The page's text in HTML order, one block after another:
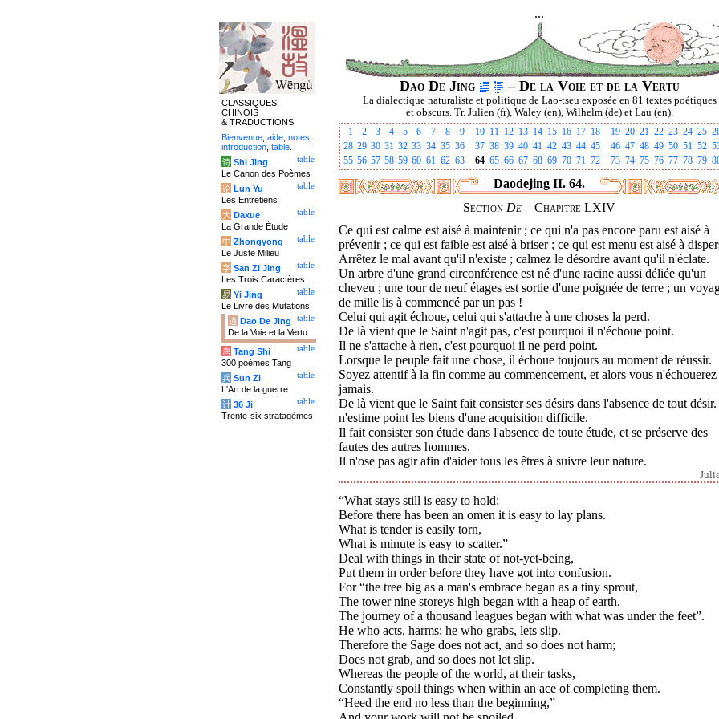
...
Dao De Jing – De la Voie et de la Vertu
La dialectique naturaliste et politique de Lao-tseu exposée en 81 textes poétiques
et obscurs. Tr. Julien (fr), Waley (en), Wilhelm (de) et Lau (en).
1
2 3 4 5 6 7 8 9 10 11 12 13 14 15 16 17 18 19 20 21 22 23 24 25
28 29 30 31 32 33 34 35 36 37 38 39 40 41 42 43 44 45 46 47 48 49 50 51 52
55 56 57 58 59 60 61 62 63 64 65 66 67 68 69 70 71 72 73 74 75 76 77 78 79
Daodejing II. 64.
Section De – Chapitre LXIV
Ce qui est calme est aisé à maintenir ; ce qui n'a pas encore paru est aisé à
prévenir ; ce qui est faible est aisé à briser ; ce qui est menu est aisé à
Arrêtez le mal avant qu'il n'existe ; calmez le désordre avant qu'il n'éclate.
Un arbre d'une grand circonférence est né d'une racine aussi déliée qu'un
cheveu ; une tour de neuf étages est sortie d'une poignée de terre ; un
de mille lis à commencé par un pas !
Celui qui agit échoue, celui qui s'attache à une choses la perd.
De là vient que le Saint n'agit pas, c'est pourquoi il n'échoue point.
Il ne s'attache à rien, c'est pourquoi il ne perd point.
Lorsque le peuple fait une chose, il échoue toujours au moment de réussir.
Soyez attentif à la fin comme au commencement, et alors vous n'échouerez
jamais.
De là vient que le Saint fait consister ses désirs dans l'absence de tout
n'estime point les biens d'une acquisition difficile.
Il fait consister son étude dans l'absence de toute étude, et se préserve des
fautes des autres hommes.
Il n'ose pas agir afin d'aider tous les êtres à suivre leur nature.
“What stays still is easy to hold;
Before there has been an omen it is easy to lay plans.
What is tender is easily torn,
What is minute is easy to scatter.”
Deal with things in their state of not-yet-being,
Put them in order before they have got into confusion.
For “the tree big as a man's embrace began as a tiny sprout,
The tower nine storeys high began with a heap of earth,
The journey of a thousand leagues began with what was under the feet”.
He who acts, harms; he who grabs, lets slip.
Therefore the Sage does not act, and so does not harm;
Does not grab, and so does not let slip.
Whereas the people of the world, at their tasks,
Constantly spoil things when within an ace of completing them.
“Heed the end no less than the beginning,”
CLASSIQUES
CHINOIS
& TRADUCTIONS
Bienvenue aide notes
introduction table
table
诗 Shi Jing
Le Canon des Poèmes
table
论 Lun Yu
Les Entretiens
table
大 Daxue
La Grande Étude
table
中 Zhongyong
Le Juste Milieu
table
字 San Zi Jing
Les Trois Caractères
table
易 Yi Jing
Le Livre des Mutations
table
道 Dao De Jing
De la Voie et la Vertu
table
唐 Tang Shi
300 poèmes Tang
table
兵 Sun Zi
L'Art de la guerre
table
计 36 Ji
Trente-six stratagèmes